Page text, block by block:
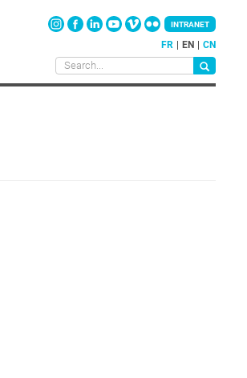
FR EN CN
INTRANET